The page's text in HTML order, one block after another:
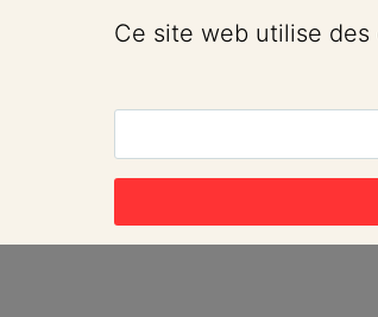
Ce site web utilise des